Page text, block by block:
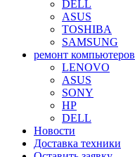
DELL
ASUS
TOSHIBA
SAMSUNG
ремонт компьютеров
LENOVO
ASUS
SONY
HP
DELL
Новости
Доставка техники